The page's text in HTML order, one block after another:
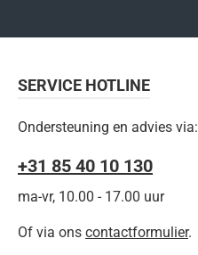
SERVICE HOTLINE
Ondersteuning en advies via:
+31 85 40 10 130
ma-vr, 10.00 - 17.00 uur
Of via ons contactformulier.